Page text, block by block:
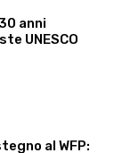
anni
UNESCO
al WFP: